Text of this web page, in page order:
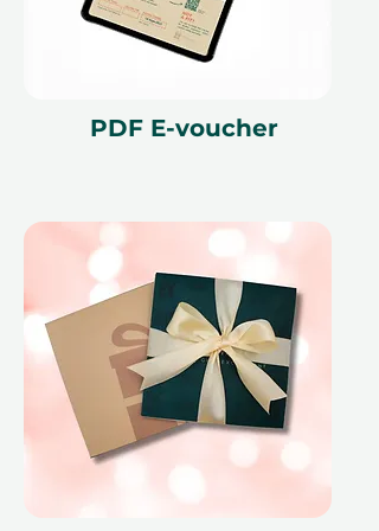
obnovu a nezapomenutelné
okamžiky klidu.
Tento dárkový voucher je platný po
dobu 12 měsíců a obsahuje unikátní
referenční ID kód, může být
uplatněn pouze jednou, nelze jej
vyměnit za hotovost, nelze jej
nahradit, pokud bude ztracen a
není vratný. Dárkový voucher musí
být uveden v okamžiku uplatnění a
může být uplatněn pouze na
rezervaci předem a je předmětem
PDF E-voucher